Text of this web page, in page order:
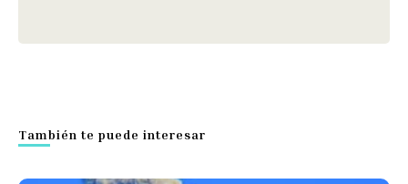
También te puede interesar